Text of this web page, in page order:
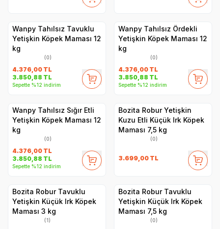
Wanpy Tahılsız Tavuklu
Yetişkin Köpek Maması 12
kg
(0)
4.376,00 TL
3.850,88 TL
Sepette %12 indirim
Wanpy Tahılsız Ördekli
Yetişkin Köpek Maması 12
kg
(0)
4.376,00 TL
3.850,88 TL
Sepette %12 indirim
Wanpy Tahılsız Sığır Etli
Yetişkin Köpek Maması 12
kg
(0)
4.376,00 TL
3.850,88 TL
Sepette %12 indirim
Bozita Robur Yetişkin
Kuzu Etli Küçük Irk Köpek
Maması 7,5 kg
(0)
3.699,00 TL
Bozita Robur Tavuklu
Yetişkin Küçük Irk Köpek
Maması 3 kg
(1)
Bozita Robur Tavuklu
Yetişkin Küçük Irk Köpek
Maması 7,5 kg
(0)